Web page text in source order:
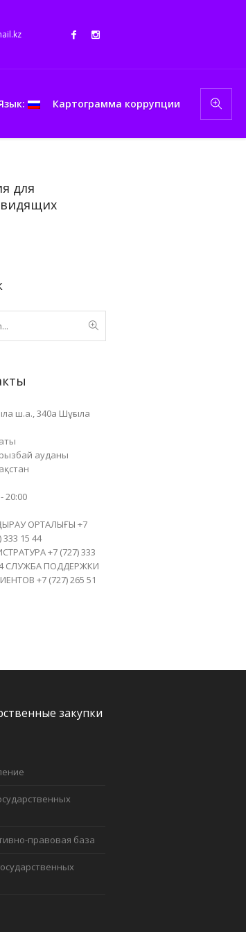
Картограмма коррупции
для
ш.а., 340а Шұғыла
ауданы
20:00
ОРТАЛЫҒЫ +7
333 15 44
+7 (727) 333
СЛУЖБА ПОДДЕРЖКИ
+7 (727) 265 51
закупки
правовая база